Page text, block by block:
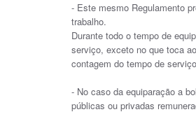
- Este mesmo Regulamento
trabalho.
Durante todo o tempo de
serviço, exceto no que toca
contagem do tempo de
- No caso da equiparação a
públicas ou privadas